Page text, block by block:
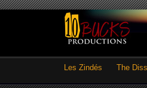
Les Zindés The